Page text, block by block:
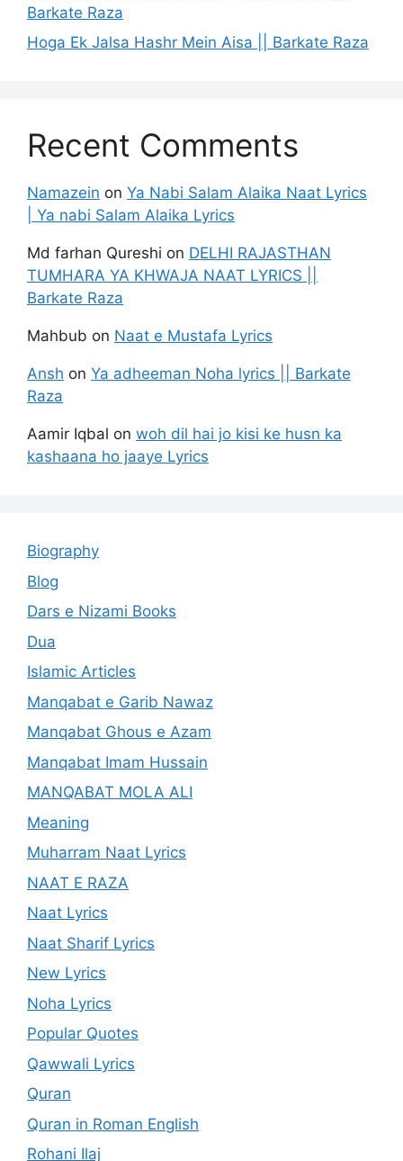
Barkate Raza
Hoga Ek Jalsa Hashr Mein Aisa || Barkate Raza
Recent Comments
Namazein on Ya Nabi Salam Alaika Naat Lyrics
| Ya nabi Salam Alaika Lyrics
Md farhan Qureshi on DELHI RAJASTHAN
TUMHARA YA KHWAJA NAAT LYRICS ||
Barkate Raza
Mahbub on Naat e Mustafa Lyrics
Ansh on Ya adheeman Noha lyrics || Barkate
Raza
Aamir Iqbal on woh dil hai jo kisi ke husn ka
kashaana ho jaaye Lyrics
Biography
Blog
Dars e Nizami Books
Dua
Islamic Articles
Manqabat e Garib Nawaz
Manqabat Ghous e Azam
Manqabat Imam Hussain
MANQABAT MOLA ALI
Meaning
Muharram Naat Lyrics
NAAT E RAZA
Naat Lyrics
Naat Sharif Lyrics
New Lyrics
Noha Lyrics
Popular Quotes
Qawwali Lyrics
Quran
Quran in Roman English
Rohani Ilaj